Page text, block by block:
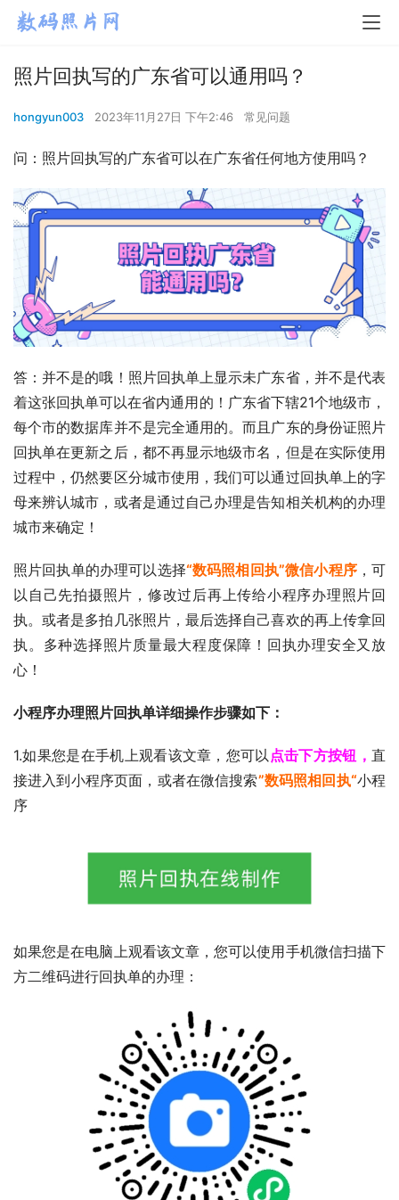
照片回执写的广东省可以通用吗？
hongyun003 2023年11月27日 下午2:46 常见问题
问：照片回执写的广东省可以在广东省任何地方使用吗？
答：并不是的哦！照片回执单上显示未广东省，并不是代表
着这张回执单可以在省内通用的！广东省下辖21个地级市，
每个市的数据库并不是完全通用的。而且广东的身份证照片
回执单在更新之后，都不再显示地级市名，但是在实际使用
过程中，仍然要区分城市使用，我们可以通过回执单上的字
母来辨认城市，或者是通过自己办理是告知相关机构的办理
城市来确定！
照片回执单的办理可以选择“数码照相回执”微信小程序，可
以自己先拍摄照片，修改过后再上传给小程序办理照片回
执。或者是多拍几张照片，最后选择自己喜欢的再上传拿回
执。多种选择照片质量最大程度保障！回执办理安全又放
心！
小程序办理照片回执单详细操作步骤如下：
1.如果您是在手机上观看该文章，您可以 点击下方按钮，直
接进入到小程序页面，或者在微信搜索”数码照相回执“小程
序
如果您是在电脑上观看该文章，您可以使用手机微信扫描下
方二维码进行回执单的办理：